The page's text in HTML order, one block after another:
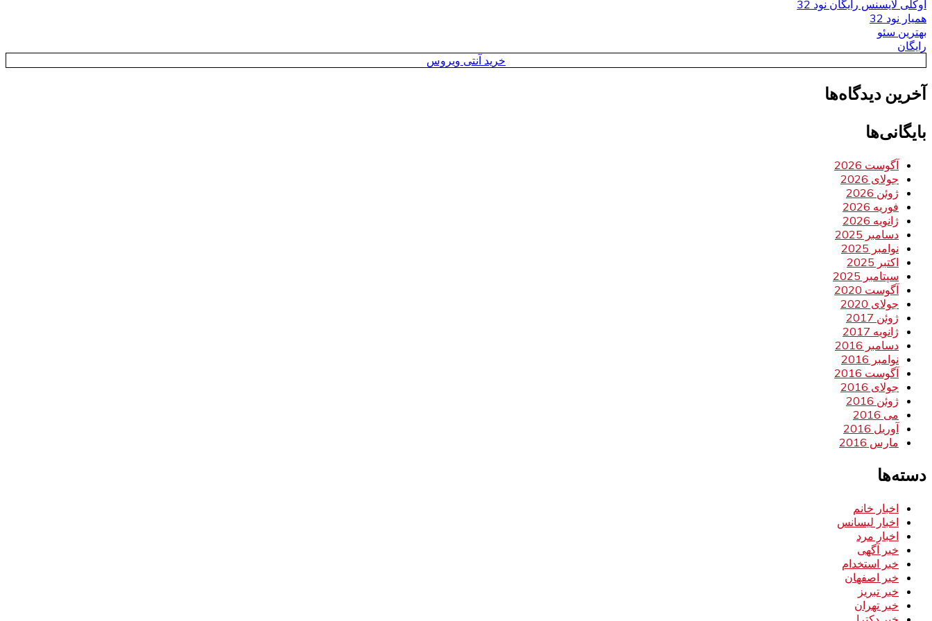
اوکلی لایسنس رایگان نود 32
همیار نود 32
بهترین سئو
رایگان
خرید آنتی ویروس
آخرین دیدگاه‌ها
بایگانی‌ها
آگوست 2026
جولای 2026
ژوئن 2026
فوریه 2026
ژانویه 2026
دسامبر 2025
نوامبر 2025
اکتبر 2025
سپتامبر 2025
آگوست 2020
جولای 2020
ژوئن 2017
ژانویه 2017
دسامبر 2016
نوامبر 2016
آگوست 2016
جولای 2016
ژوئن 2016
می 2016
آوریل 2016
مارس 2016
دسته‌ها
اخبار خانم
اخبار لیسانس
اخبار مرد
خبر آگهی
خبر استخدام
خبر اصفهان
خبر تبریز
خبر تهران